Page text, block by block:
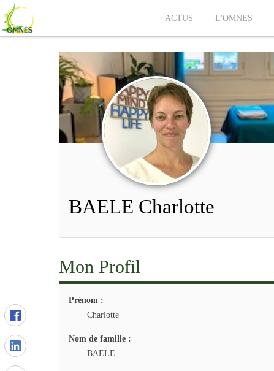
ACTUS L'OMNES
BAELE Charlotte
Mon Profil
Prénom :
Charlotte
Nom de famille :
BAELE